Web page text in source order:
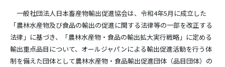
一般社団法人日本畜産物輸出促進協会は、令和4年5月に成立した
「農林水産物及び食品の輸出の促進に関する法律等の一部を改正する
法律」に基づき、「農林水産物・食品の輸出拡大実行戦略」に定める
輸出重点品目について、オールジャパンによる輸出促進活動を行う体
制を備えた団体として農林水産物・食品輸出促進団体（品目団体）の